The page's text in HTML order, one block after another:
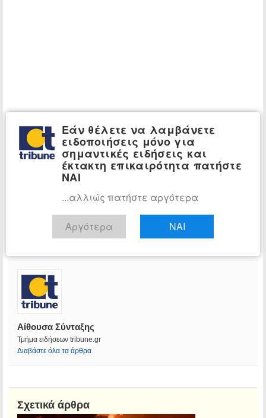
Αίθουσα Σύνταξης
Τμήμα ειδήσεων tribune.gr
Διαβάστε όλα τα άρθρα
Σχετικά άρθρα
Εάν θέλετε να λαμβάνετε
ειδοποιήσεις μόνο για
σημαντικές ειδήσεις και
έκτακτη επικαιρότητα πατήστε
ΝΑΙ
...αλλιώς πατήστε αργότερα
Αργότερα ΝΑΙ